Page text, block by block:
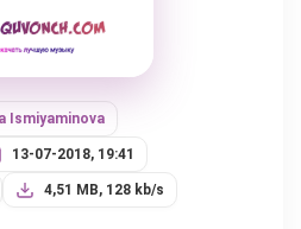
Ismiyaminova
13-07-2018, 19:41
4,51 MB, 128 kb/s